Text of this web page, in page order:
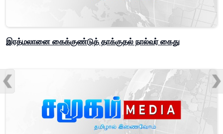
இரத்மலானை கைக்குண்டுத் தாக்குதல் நால்வர் கைது